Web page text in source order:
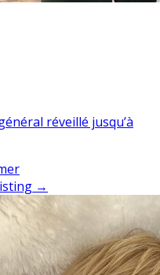
réveillé jusqu’à
→